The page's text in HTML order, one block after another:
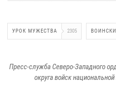
УРОК МУЖЕСТВА 2305
Пресс-служба Северо-Западного
округа войск